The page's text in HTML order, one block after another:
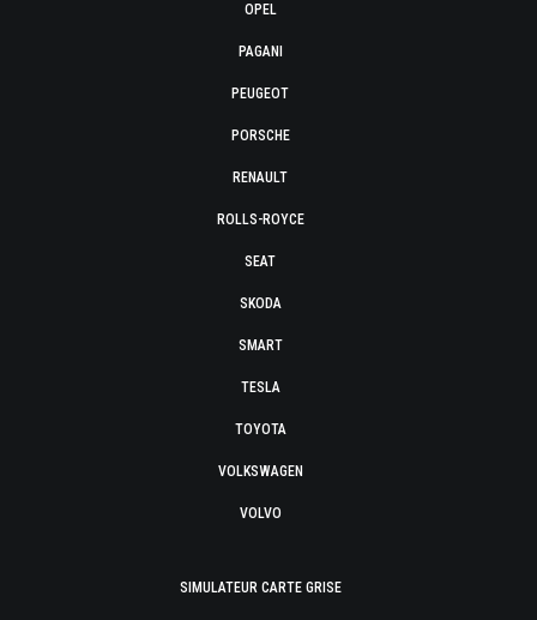
OPEL
PAGANI
PEUGEOT
PORSCHE
RENAULT
ROLLS-ROYCE
SEAT
SKODA
SMART
TESLA
TOYOTA
VOLKSWAGEN
VOLVO
SIMULATEUR CARTE GRISE